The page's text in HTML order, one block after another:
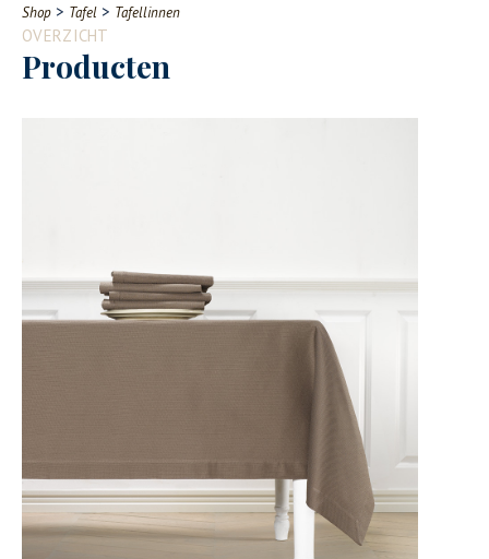
Contact
Shop > Tafel > Tafellinnen
OVERZICHT
Producten